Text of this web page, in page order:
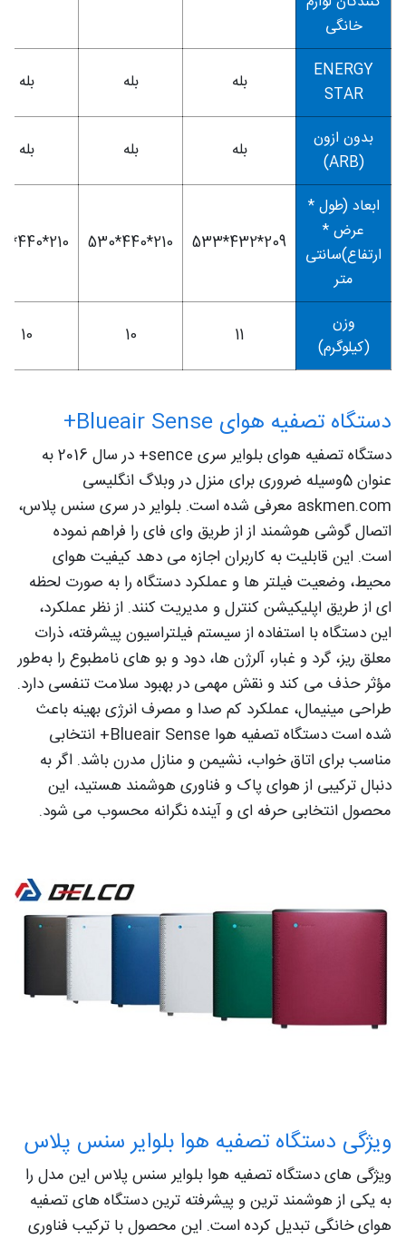
خانگی
ENERGY
STAR
بله بله بله
بدون ازون
(ARB)
بله بله بله
ابعاد (طول *
عرض *
ارتفاع)سانتی
متر
533*432*209
530*440*210
وزن
(کیلوگرم)
11
10
10
دستگاه تصفیه هوای Blueair Sense+
دستگاه تصفیه هوای بلوایر سری sence+ در سال 2016 به
عنوان 5وسیله ضروری برای منزل در وبلاگ انگلیسی
askmen.com معرفی شده است. بلوایر در سری سنس پلاس،
اتصال گوشی هوشمند از از طریق وای فای را فراهم نموده
است. این قابلیت به کاربران اجازه می‌ دهد کیفیت هوای
محیط، وضعیت فیلتر ها و عملکرد دستگاه را به‌ صورت لحظه‌
ای از طریق اپلیکیشن کنترل و مدیریت کنند. از نظر عملکرد،
این دستگاه با استفاده از سیستم فیلتراسیون پیشرفته، ذرات
معلق ریز، گرد و غبار، آلرژن‌ ها، دود و بو های نامطبوع را به‌طور
مؤثر حذف می‌ کند و نقش مهمی در بهبود سلامت تنفسی دارد.
طراحی مینیمال، عملکرد کم‌ صدا و مصرف انرژی بهینه باعث
شده است دستگاه تصفیه هوا Blueair Sense+ انتخابی
مناسب برای اتاق خواب، نشیمن و منازل مدرن باشد. اگر به‌
دنبال ترکیبی از هوای پاک و فناوری هوشمند هستید، این
محصول انتخابی حرفه‌ ای و آینده‌ نگرانه محسوب می‌ شود.
ویژگی دستگاه تصفیه هوا بلوایر سنس پلاس
ویژگی‌ های دستگاه تصفیه هوا بلوایر سنس پلاس این مدل را
به یکی از هوشمند ترین و پیشرفته‌ ترین دستگاه‌ های تصفیه
هوای خانگی تبدیل کرده است. این محصول با ترکیب فناوری